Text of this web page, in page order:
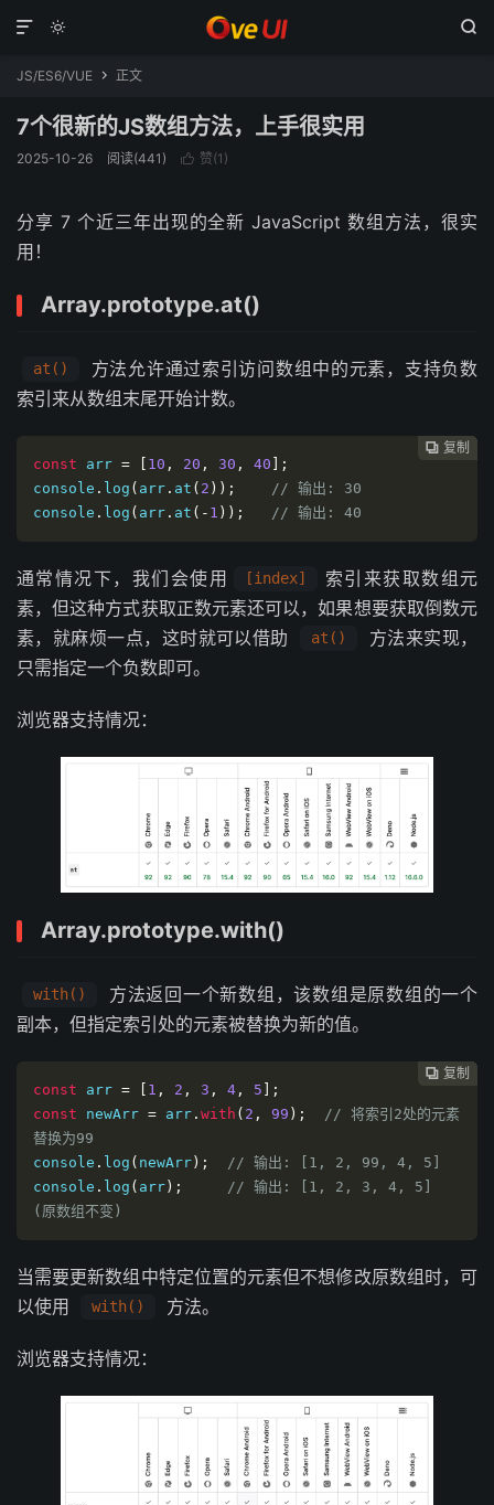
 

JS/ES6/VUE  正文
7个很新的JS数组方法，上手很实用
2025-10-26 阅读(441)  赞(1 )
分享 7 个近三年出现的全新 JavaScript 数组方法，很实
用！
Array.prototype.at()
at()
方法允许通过索引访问数组中的元素，支持负数
索引来从数组末尾开始计数。
 复制
 复制
 复制
 复制
 复制
 复制
 复制
 复制
 复制
const arr = 10 , 20 , 30 , 40 ];
console . log ( arr . at ( 2 ));
// 输出: 30
console . log ( arr . at (- 1 )); // 输出: 40
通常情况下，我们会使用 [index]
索引来获取数组元
素，但这种方式获取正数元素还可以，如果想要获取倒数元
素，就麻烦一点，这时就可以借助
at()
方法来实现，
只需指定一个负数即可。
浏览器支持情况：
Array.prototype.with()
with()
方法返回一个新数组，该数组是原数组的一个
副本，但指定索引处的元素被替换为新的值。
 复制
 复制
 复制
 复制
 复制
 复制
 复制
 复制
const arr = [ 1 , 2 , 3 , 4 , 5 ];
const newArr = arr . with ( 2 , 99 );
// 将索引2处的元素
替换为99
console . log ( newArr);
// 输出: [1, 2, 99, 4, 5]
console . log ( arr);
// 输出: [1, 2, 3, 4, 5]
(原数组不变)
当需要更新数组中特定位置的元素但不想修改原数组时，可
以使用
with() 方法。
浏览器支持情况：